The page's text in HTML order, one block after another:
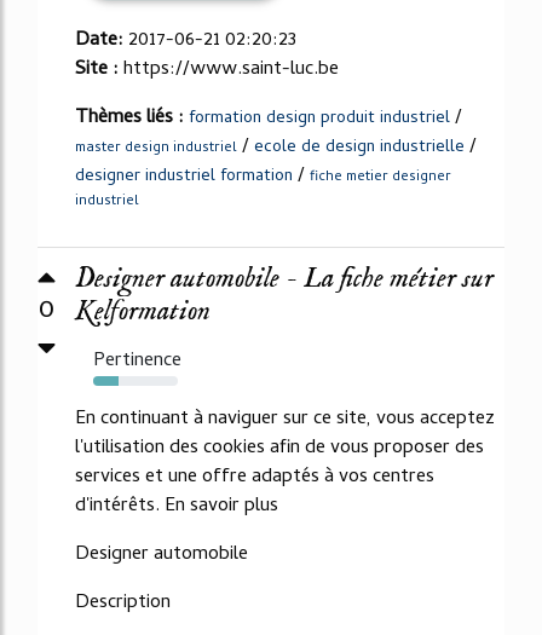
Date: 2017-06-21 02:20:23
Site :https://www.saint-luc.be
Thèmes liés : formation design produit industriel/
master design industriel /ecole de design industrielle /
designer industriel formation / fiche metier designer
industriel
0
Designer automobile - La fiche métier sur
Kelformation
Pertinence
30%
En continuant à naviguer sur ce site, vous acceptez
l'utilisation des cookies afin de vous proposer des
services et une offre adaptés à vos centres
d'intérêts. En savoir plus
Designer automobile
Description